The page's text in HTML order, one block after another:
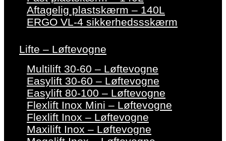
Aftagelig plastskærm – 140L
ERGO VL-4 sikkerhedssskærm
Lifte – Løftevogne
Multilift 30-60 – Løftevogne
Easylift 30-60 – Løftevogne
Easylift 80-100 – Løftevogne
Flexlift Inox Mini – Løftevogne
Flexlift Inox – Løftevogne
Maxilift Inox – Løftevogne